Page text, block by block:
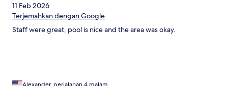
11 Feb 2026
Terjemahkan dengan Google
Staff were great, pool is nice and the area was okay.
Alexander, perjalanan 4 malam